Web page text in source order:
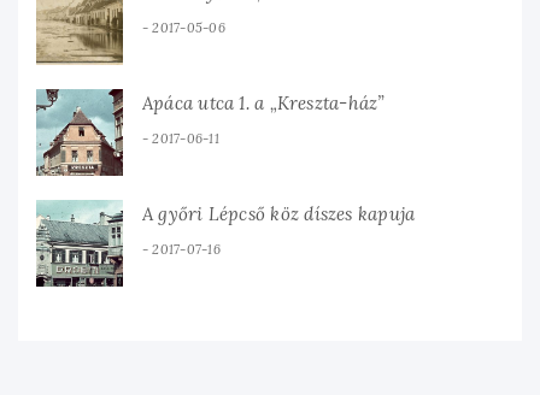
2017-05-06
Apáca utca 1. a „Kreszta-ház”
2017-06-11
A győri Lépcső köz díszes kapuja
2017-07-16